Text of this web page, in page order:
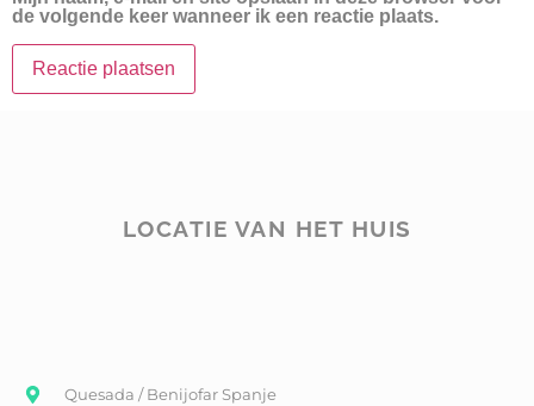
de volgende keer wanneer ik een reactie plaats.
LOCATIE VAN HET HUIS
Quesada / Benijofar Spanje